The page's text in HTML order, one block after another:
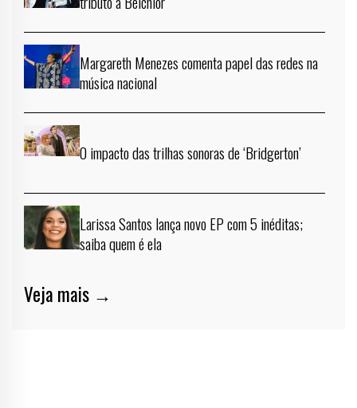
Margareth Menezes comenta papel das redes na
música nacional
O impacto das trilhas sonoras de ‘Bridgerton’
Larissa Santos lança novo EP com 5 inéditas;
saiba quem é ela
Veja mais →